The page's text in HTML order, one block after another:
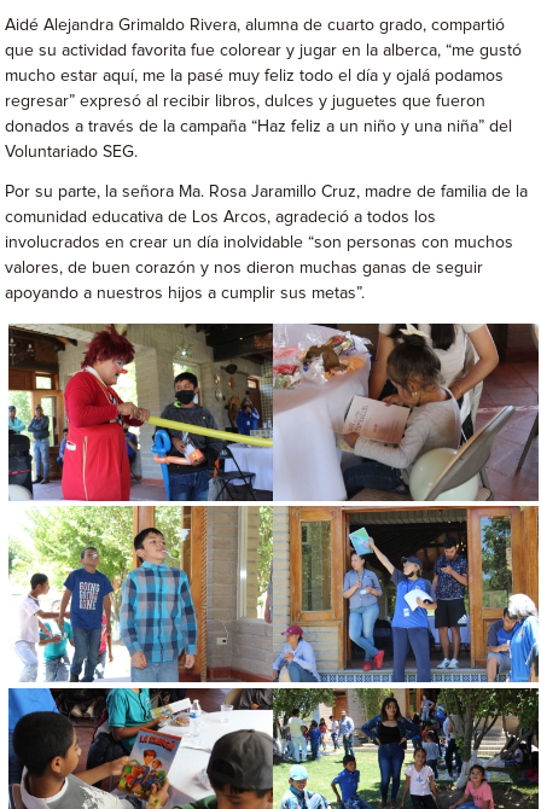
Aidé Alejandra Grimaldo Rivera, alumna de cuarto grado, compartió
que su actividad favorita fue colorear y jugar en la alberca, “me gustó
mucho estar aquí, me la pasé muy feliz todo el día y ojalá podamos
regresar” expresó al recibir libros, dulces y juguetes que fueron
donados a través de la campaña “Haz feliz a un niño y una niña” del
Voluntariado SEG.
Por su parte, la señora Ma. Rosa Jaramillo Cruz, madre de familia de la
comunidad educativa de Los Arcos, agradeció a todos los
involucrados en crear un día inolvidable “son personas con muchos
valores, de buen corazón y nos dieron muchas ganas de seguir
apoyando a nuestros hijos a cumplir sus metas”.